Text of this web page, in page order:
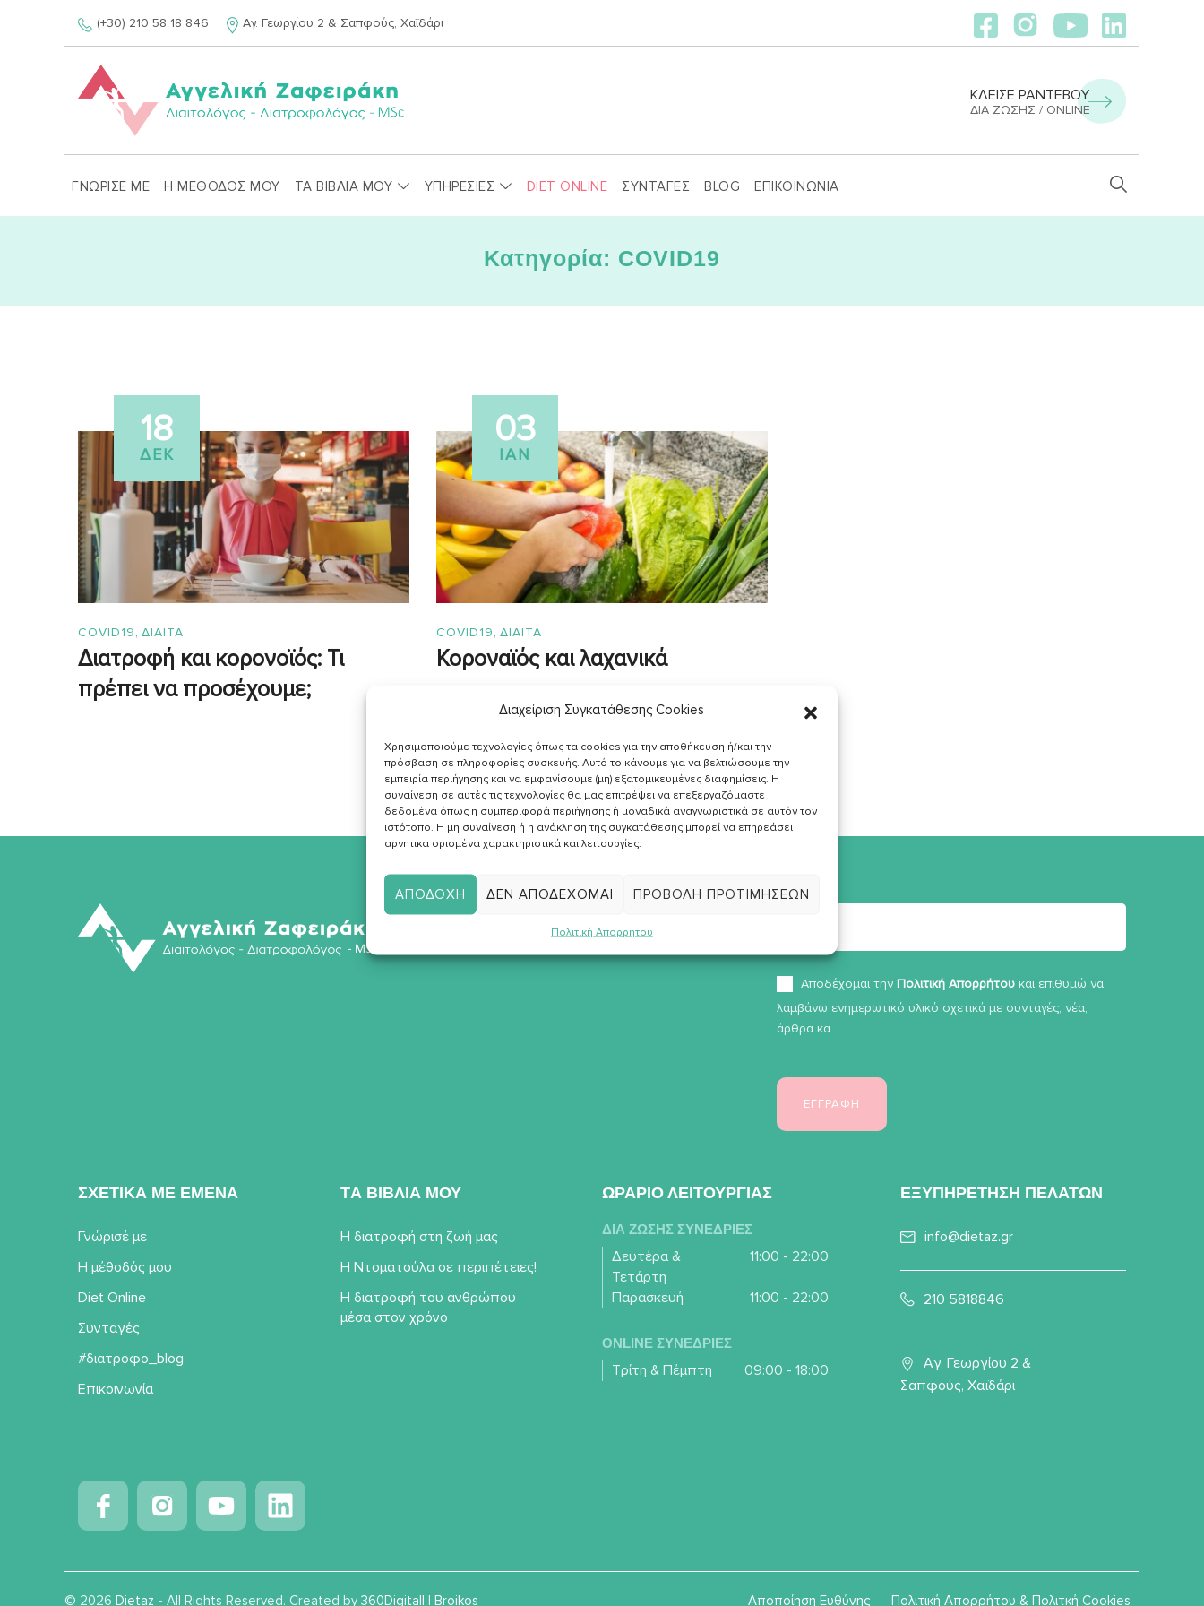
Διαχείριση Συγκατάθεσης Cookies
Χρησιμοποιούμε τεχνολογίες όπως τα cookies για την αποθήκευση ή/και την
πρόσβαση σε πληροφορίες συσκευής. Αυτό το κάνουμε για να βελτιώσουμε την
εμπειρία περιήγησης και να εμφανίσουμε (μη) εξατομικευμένες διαφημίσεις. Η
συναίνεση σε αυτές τις τεχνολογίες θα μας επιτρέψει να επεξεργαζόμαστε
δεδομένα όπως η συμπεριφορά περιήγησης ή μοναδικά αναγνωριστικά σε αυτόν τον
ιστότοπο. Η μη συναίνεση ή η ανάκληση της συγκατάθεσης μπορεί να επηρεάσει
αρνητικά ορισμένα χαρακτηριστικά και λειτουργίες.
ΑΠΟΔΟΧΉ ΔΕΝ ΑΠΟΔΈΧΟΜΑΙ ΠΡΟΒΟΛΉ ΠΡΟΤΙΜΉΣΕΩΝ
Πολιτική Απορρήτου
(+30) 210 58 18 846 Αγ. Γεωργίου 2 & Σαπφούς, Χαϊδάρι
ΚΛΕΙΣΕ ΡΑΝΤΕΒΟΥ
ΔΙΑ ΖΏΣΗΣ / ONLINE
ΓΝΩΡΙΣΕ ΜΕ Η ΜΕΘΟΔΟΣ ΜΟΥ ΤΑ ΒΙΒΛΙΑ ΜΟΥ ΥΠΗΡΕΣΙΕΣ DIET ONLINE ΣΥΝΤΑΓΕΣ BLOG ΕΠΙΚΟΙΝΩΝΙΑ
Κατηγορία: COVID19
18
ΔΕΚ
COVID19, ΔΙΑΙΤΑ
Διατροφή και κορονοϊός: Τι
πρέπει να προσέχουμε;
03
ΙΑΝ
COVID19, ΔΙΑΙΤΑ
Κοροναϊός και λαχανικά
Newsletter
Αποδέχομαι την Πολιτική Απορρήτου και επιθυμώ να
λαμβάνω ενημερωτικό υλικό σχετικά με συνταγές, νέα,
άρθρα κα.
ΣΧΕΤΙΚΑ ΜΕ ΕΜΕΝΑ
Γνώρισέ με
Η μέθοδός μου
Diet Online
Συνταγές
#διατροφο_blog
Επικοινωνία
TΑ ΒΙΒΛΙΑ ΜΟΥ
Η διατροφή στη ζωή μας
Η Ντοματούλα σε περιπέτειες!
Η διατροφή του ανθρώπου
μέσα στον χρόνο
ΩΡΑΡΙΟ ΛΕΙΤΟΥΡΓΙΑΣ
ΔΙΑ ΖΩΣΗΣ ΣΥΝΕΔΡΙΕΣ
Δευτέρα &
Τετάρτη
11:00 - 22:00
Παρασκευή 11:00 - 22:00
ONLINE ΣΥΝΕΔΡΙΕΣ
Τρίτη & Πέμπτη 09:00 - 18:00
ΕΞΥΠΗΡΕΤΗΣΗ ΠΕΛΑΤΩΝ
info@dietaz.gr
210 5818846
Αγ. Γεωργίου 2 &
Σαπφούς, Χαϊδάρι
© 2026 Dietaz - All Rights Reserved. Created by 360Digitall | Broikos Αποποίηση Ευθύνης Πολιτική Απορρήτου & Πολιτκή Cookies